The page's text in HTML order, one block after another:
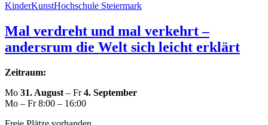
Kin­der­Kunst­Hoch­schu­le Steiermark
Mal verdreht und mal verkehrt –
andersrum die Welt sich leicht erklärt
Zeitraum:
Mo 31. August – Fr4. September
Mo – Fr 8:00 – 16:00